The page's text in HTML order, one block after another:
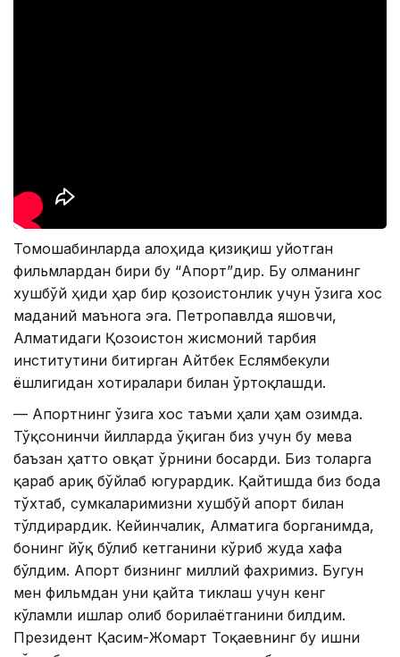
Томошабинларда алоҳида қизиқиш уйғотган
фильмлардан бири бу “Апорт”дир. Бу олманинг
хушбўй ҳиди ҳар бир қозоғистонлик учун ўзига хос
маданий маънога эга. Петропавлда яшовчи,
Алматидаги Қозоғистон жисмоний тарбия
институтини битирган Айтбек Еслямбекули
ёшлигидан хотиралари билан ўртоқлашди.
— Апортнинг ўзига хос таъми ҳали ҳам оғзимда.
Тўқсонинчи йилларда ўқиган биз учун бу мева
баъзан ҳатто овқат ўрнини босарди. Биз тоғларга
қараб ариқ бўйлаб югурардик. Қайтишда биз боғда
тўхтаб, сумкаларимизни хушбўй апорт билан
тўлдирардик. Кейинчалик, Алматига борганимда,
боғнинг йўқ бўлиб кетганини кўриб жуда хафа
бўлдим. Апорт бизнинг миллий фахримиз. Бугун
мен фильмдан уни қайта тиклаш учун кенг
кўламли ишлар олиб борилаётганини билдим.
Президент Қасим-Жомарт Тоқаевнинг бу ишни